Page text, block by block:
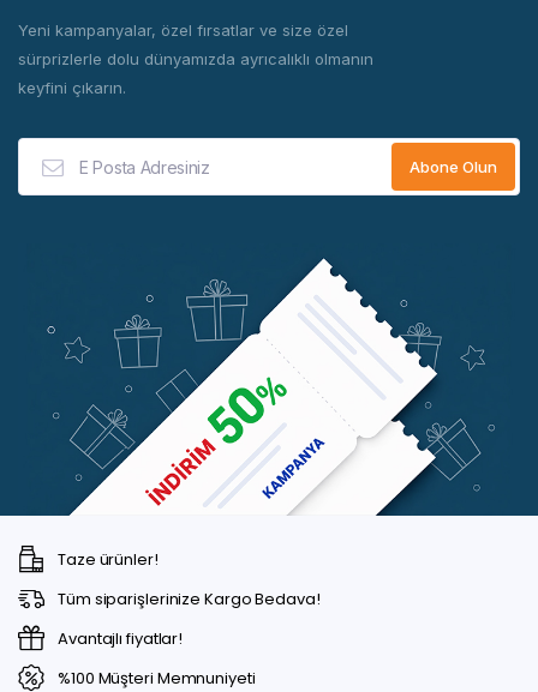
Yeni kampanyalar, özel fırsatlar ve size özel
sürprizlerle dolu dünyamızda ayrıcalıklı olmanın
keyfini çıkarın.
Taze ürünler!
Tüm siparişlerinize Kargo Bedava!
Avantajlı fiyatlar!
%100 Müşteri Memnuniyeti